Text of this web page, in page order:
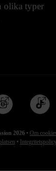
olika typer
2026 • Om
•
Följ
oss
TikTok